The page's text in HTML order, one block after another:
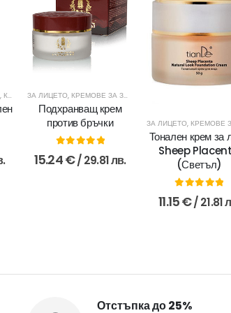
, КРЕМОВЕ ЗА МЛАДА КОЖА ,ПОЧИСТВАНЕ И ТОНИЗИРАНЕ
ЗА ЛИЦЕТО, КРЕМОВЕ ЗА ЗРЯЛА КОЖА
Подхранващ крем
против бръчки
out of 5
15.24€/ 29.81 лв.
ЗА ЛИЦЕТО, КРЕМОВЕ ЗА
Тонален крем за
Sheep
(Светъл)
out of 5
11.15€/ 21.81
Отстъпка до 25%